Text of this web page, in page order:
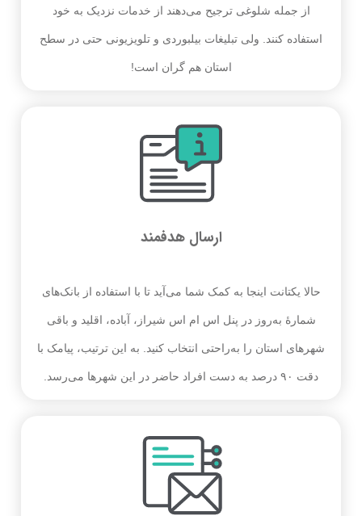
از جمله شلوغی ترجیح می‌دهند از خدمات نزدیک به خود
استفاده کنند. ولی تبلیغات بیلبوردی و تلویزیونی حتی در سطح
استان هم گران است!
ارسال هدفمند
حالا یکتانت اینجا به کمک شما می‌آید تا با استفاده از بانک‌های
شمارهٔ به‌روز در پنل اس ام اس شیراز، آباده، اقلید و باقی
شهرهای استان را به‌راحتی انتخاب کنید. به این ترتیب، پیامک با
دقت ۹۰ درصد به دست افراد حاضر در این شهرها می‌رسد.